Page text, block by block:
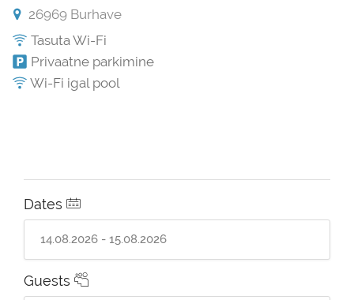
26969 Burhave
Tasuta Wi-Fi
Privaatne parkimine
Wi-Fi igal pool
Dates
Guests